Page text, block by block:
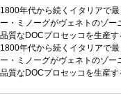
1800年代から続くイタリアで
ー・ミノーグがヴェネトのゾ
品質なDOCプロセッコを生産
です。テイスティングノート
レガントで飲みやすいロゼ。
が広がり、爽やかな柑橘類を含
1800年代から続くイタリアで
ー・ミノーグがヴェネトのゾ
品質なDOCプロセッコを生産